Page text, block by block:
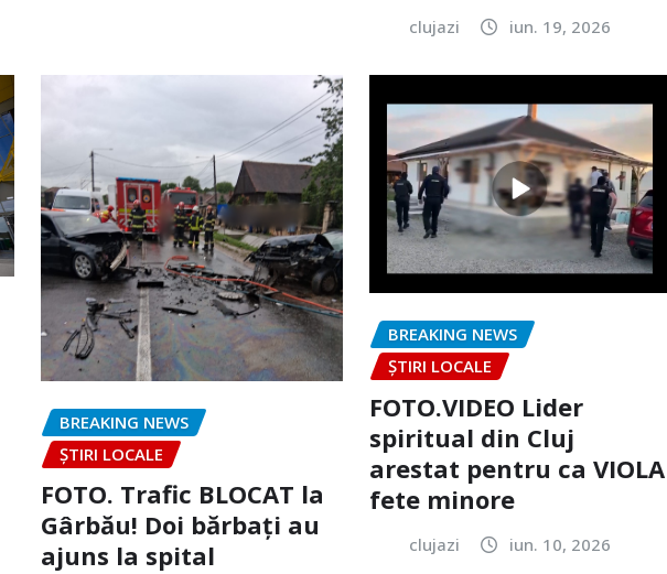
clujazi iun. 19, 2026
BREAKING NEWS
ȘTIRI LOCALE
FOTO. Trafic BLOCAT la
Gârbău! Doi bărbați au
ajuns la spital
BREAKING NEWS
ȘTIRI LOCALE
FOTO.VIDEO Lider
spiritual din Cluj
arestat pentru ca VIOLA
fete minore
clujazi iun. 10, 2026